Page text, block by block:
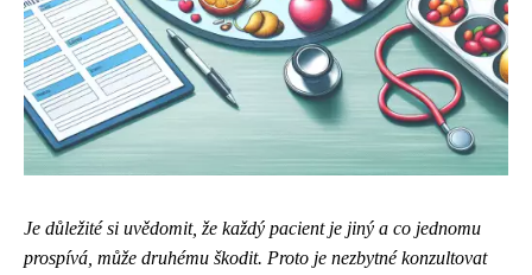
Je důležité si uvědomit, že každý pacient je jiný a co jednomu
prospívá, může druhému škodit. Proto je nezbytné konzultovat